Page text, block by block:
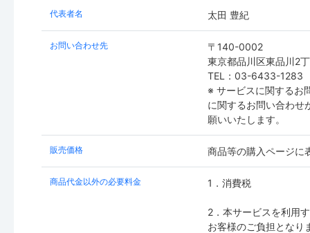
代表者名 太田 豊紀
お問い合わせ先
〒140-0002
東京都品川区東品川2
TEL：03-6433-1283
※ サービスに関するお
に関するお問い合わせ
願いいたします。
販売価格 商品等の購入ページに
商品代金以外の必要料金 1．消費税
2．本サービスを利用
お客様のご負担となり